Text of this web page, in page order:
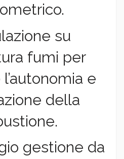
su
fumi per
e
della
gestione da